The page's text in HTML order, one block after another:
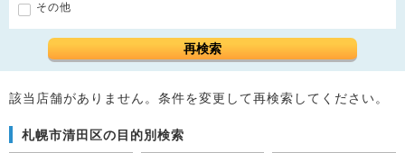
その他
再検索
該当店舗がありません。条件を変更して再検索してください。
札幌市清田区の目的別検索